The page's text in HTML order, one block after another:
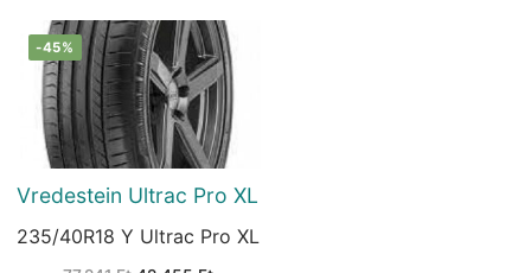
-45%
Vredestein Ultrac Pro XL
235/40R18 Y Ultrac Pro XL